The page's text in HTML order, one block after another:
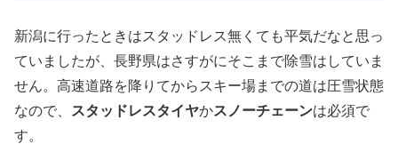
新潟に行ったときはスタッドレス無くても平気だなと思っ
ていましたが、長野県はさすがにそこまで除雪はしていま
せん。高速道路を降りてからスキー場までの道は圧雪状態
なので、
スタッドレスタイヤかスノーチェーンは必須で
す。